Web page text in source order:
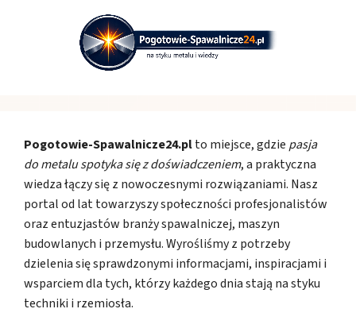
Pogotowie-Spawalnicze24.plto miejsce, gdzie pasja
do metalu spotyka się z doświadczeniem, a praktyczna
wiedza łączy się z nowoczesnymi rozwiązaniami. Nasz
portal od lat towarzyszy społeczności profesjonalistów
oraz entuzjastów branży spawalniczej, maszyn
budowlanych i przemysłu. Wyrośliśmy z potrzeby
dzielenia się sprawdzonymi informacjami, inspiracjami i
wsparciem dla tych, którzy każdego dnia stają na styku
techniki i rzemiosła.